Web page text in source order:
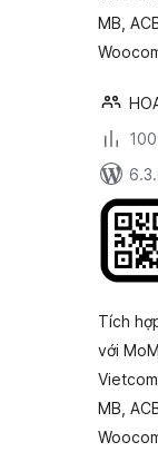
MB,
Tích
với
MB,